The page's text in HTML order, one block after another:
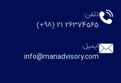
تلفن:
26374565 21 (98+)
ایمیل:
info@manadvisory.com